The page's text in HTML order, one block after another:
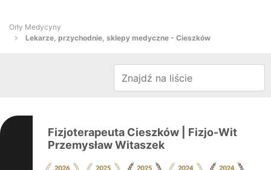
Orły Medycyny
Lekarze, przychodnie, sklepy medyczne - Cieszków
Fizjoterapeuta Cieszków | Fizjo-Wit
Przemysław Witaszek